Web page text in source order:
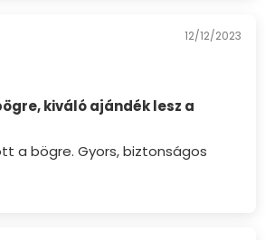
12/12/2023
kiváló ajándék lesz a
a bögre. Gyors, biztonságos